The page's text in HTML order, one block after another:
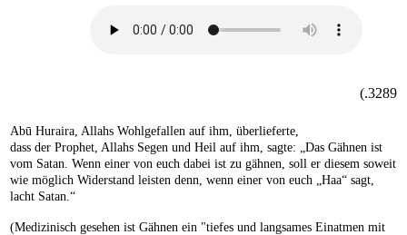
3289.)
Abū Huraira, Allahs Wohlgefallen auf ihm, überlieferte,
dass der Prophet, Allahs Segen und Heil auf ihm, sagte: „Das Gähnen ist
vom Satan. Wenn einer von euch dabei ist zu gähnen, soll er diesem soweit
wie möglich Widerstand leisten denn, wenn einer von euch „Haa“ sagt,
lacht Satan.“
(Medizinisch gesehen ist Gähnen ein "tiefes und langsames Einatmen mit